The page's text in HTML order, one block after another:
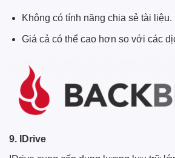
Không có tính năng chia sẻ tài liệu.
Giá cả có thể cao hơn so với các
9. IDrive